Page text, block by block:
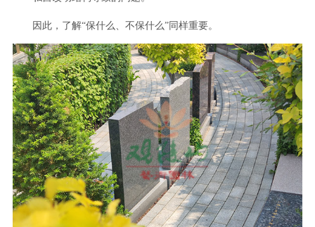
因此，了解“保什么、不保什么”同样重要。